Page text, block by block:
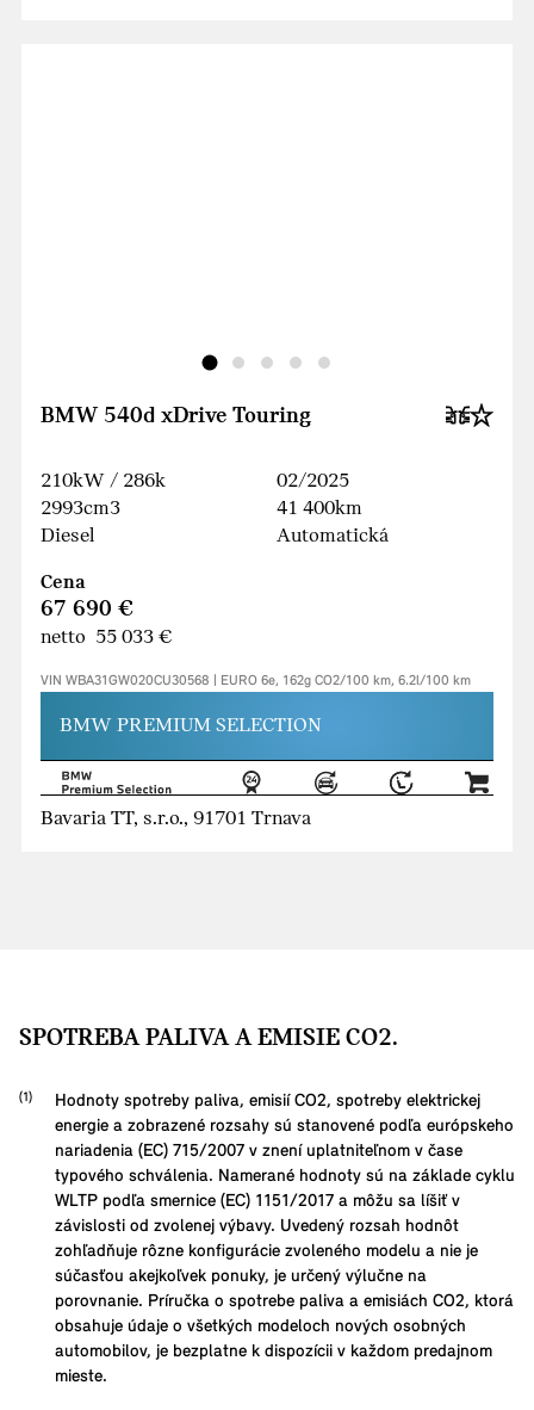
BMW 540d xDrive Touring
210kW / 286k
2993cm3
Diesel
02/2025
41 400km
Automatická
Cena
67 690 €
netto 55 033 €
VIN WBA31GW020CU30568 | EURO 6e, 162g CO2/100 km, 6.2l/100 km
BMW PREMIUM SELECTION
Bavaria TT, s.r.o., 91701 Trnava
SPOTREBA PALIVA A EMISIE CO2.
Hodnoty spotreby paliva, emisií CO2, spotreby elektrickej
energie a zobrazené rozsahy sú stanovené podľa európskeho
nariadenia (EC) 715/2007 v znení uplatniteľnom v čase
typového schválenia. Namerané hodnoty sú na základe cyklu
WLTP podľa smernice (EC) 1151/2017 a môžu sa líšiť v
závislosti od zvolenej výbavy. Uvedený rozsah hodnôt
zohľadňuje rôzne konfigurácie zvoleného modelu a nie je
súčasťou akejkoľvek ponuky, je určený výlučne na
porovnanie. Príručka o spotrebe paliva a emisiách CO2, ktorá
obsahuje údaje o všetkých modeloch nových osobných
automobilov, je bezplatne k dispozícii v každom predajnom
mieste.